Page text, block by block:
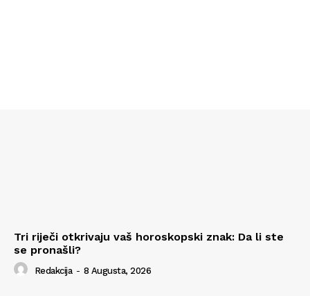
Tri riječi otkrivaju vaš horoskopski znak: Da li ste
se pronašli?
Redakcija - 8 Augusta, 2026